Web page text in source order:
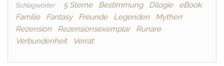
Schlagwörter 5 Sterne Bestimmung Dilogie
eBook
Familie
Fantasy Freunde Legenden
Mythen
Rezension
Rezensionsexemplar
Runare
Verbundenheit
Verrat